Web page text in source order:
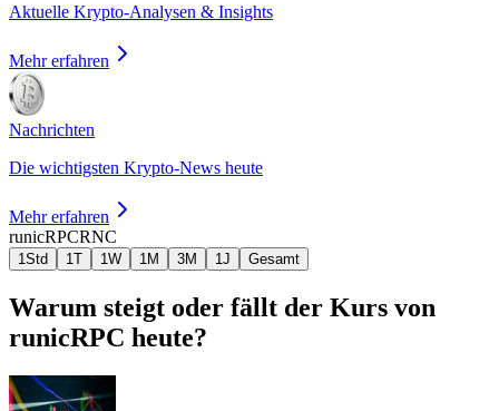
Aktuelle Krypto-Analysen & Insights
Mehr erfahren
Nachrichten
Die wichtigsten Krypto-News heute
Mehr erfahren
runicRPCRNC
1Std 1T 1W 1M 3M 1J Gesamt
Warum steigt oder fällt der Kurs von
runicRPC heute?